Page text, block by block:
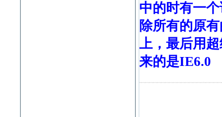
中的时有一
除所有的原
上，最后用
来的是IE6.0